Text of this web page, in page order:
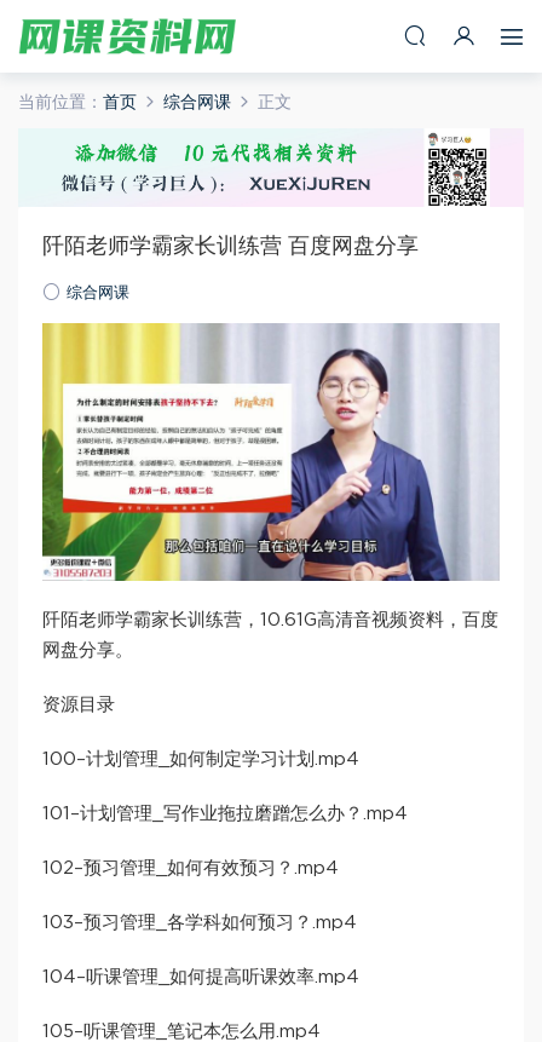
当前位置： 首页 综合网课 正文
阡陌老师学霸家长训练营 百度网盘分享
综合网课
阡陌老师学霸家长训练营，10.61G高清音视频资料，百度
网盘分享。
资源目录
100–计划管理_如何制定学习计划.mp4
101–计划管理_写作业拖拉磨蹭怎么办？.mp4
102–预习管理_如何有效预习？.mp4
103–预习管理_各学科如何预习？.mp4
104–听课管理_如何提高听课效率.mp4
105–听课管理_笔记本怎么用.mp4